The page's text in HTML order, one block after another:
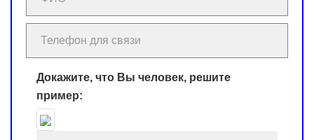
Докажите, что Вы человек, решите
пример: